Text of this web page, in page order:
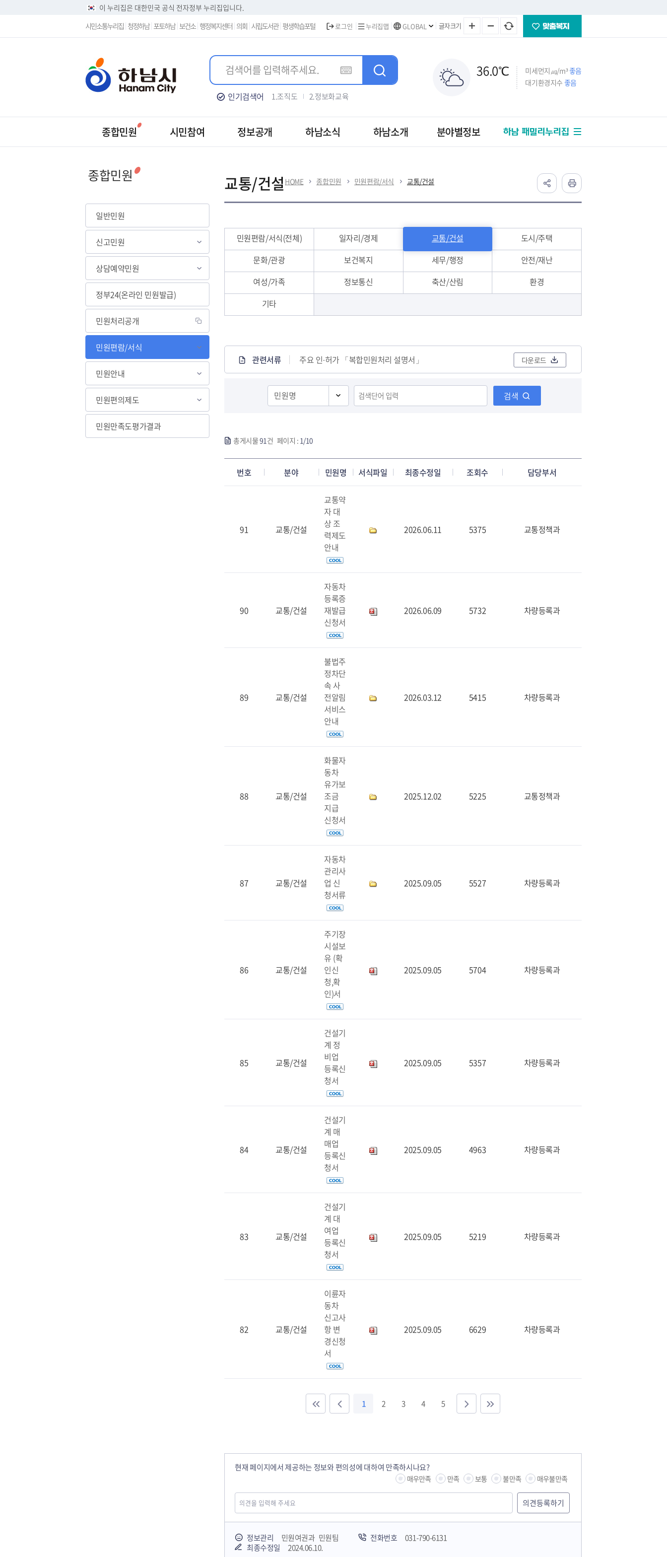
이 누리집은 대한민국 공식 전자정부 누리집입니다.
시민소통누리집 청정하남 포토하남 보건소 행정복지센터 의회 시립도서관 평생학습포털 로그인 누리집맵 GLOBAL 글자크기
인기검색어 1.조직도
2.정보화교육
5.하남신문고
36.0℃ 미세먼지㎍/m³좋음
대기환경지수 좋음
종합민원
일반민원
시민참여 정보공개 하남소식 하남소개 분야별정보 하남 패밀리누리집
종합민원
일반민원
신고민원
상담예약민원
정부24(온라인 민원발급)
민원처리공개
민원편람/서식
민원안내
민원편의제도
민원만족도평가결과
교통/건설 HOME 종합민원 민원편람/서식 교통/건설
민원편람/서식(전체) 일자리/경제 교통/건설
도시/주택
문화/관광
보건복지 세무/행정
안전/재난
여성/가족
정보통신 축산/산림
환경
기타
관련서류 주요 인·허가 「복합민원처리 설명서」 다운로드
검색
총게시물91건 페이지 : 1/10
번호 분야 민원명 서식파일 최종수정일 조회수 담당부서
91 교통/건설
교통약
자 대
상 조
력제도
안내
2026.06.11 5375 교통정책과
90 교통/건설
자동차
등록증
재발급
신청서
2026.06.09 5732 차량등록과
89 교통/건설
불법주
정차단
속 사
전알림
서비스
안내
2026.03.12 5415 차량등록과
88 교통/건설
화물자
동차
유가보
조금
지급
신청서
2025.12.02 5225 교통정책과
87 교통/건설
자동차
관리사
업 신
청서류
2025.09.05 5527 차량등록과
86 교통/건설
주기장
시설보
유 (확
인신
청,확
인)서
2025.09.05 5704 차량등록과
85 교통/건설
건설기
계 정
비업
등록신
청서
2025.09.05 5357 차량등록과
84 교통/건설
건설기
계 매
매업
등록신
청서
2025.09.05 4963 차량등록과
83 교통/건설
건설기
계 대
여업
등록신
청서
2025.09.05 5219 차량등록과
82 교통/건설
이륜자
동차
신고사
항 변
경신청
서
2025.09.05 6629 차량등록과
1 2 3 4 5
현재 페이지에서 제공하는 정보와 편의성에 대하여 만족하시나요?
매우만족 만족 보통 불만족 매우불만족
정보관리 민원여권과 민원팀 전화번호
031-790-6131
최종수정일
2024.06.10.